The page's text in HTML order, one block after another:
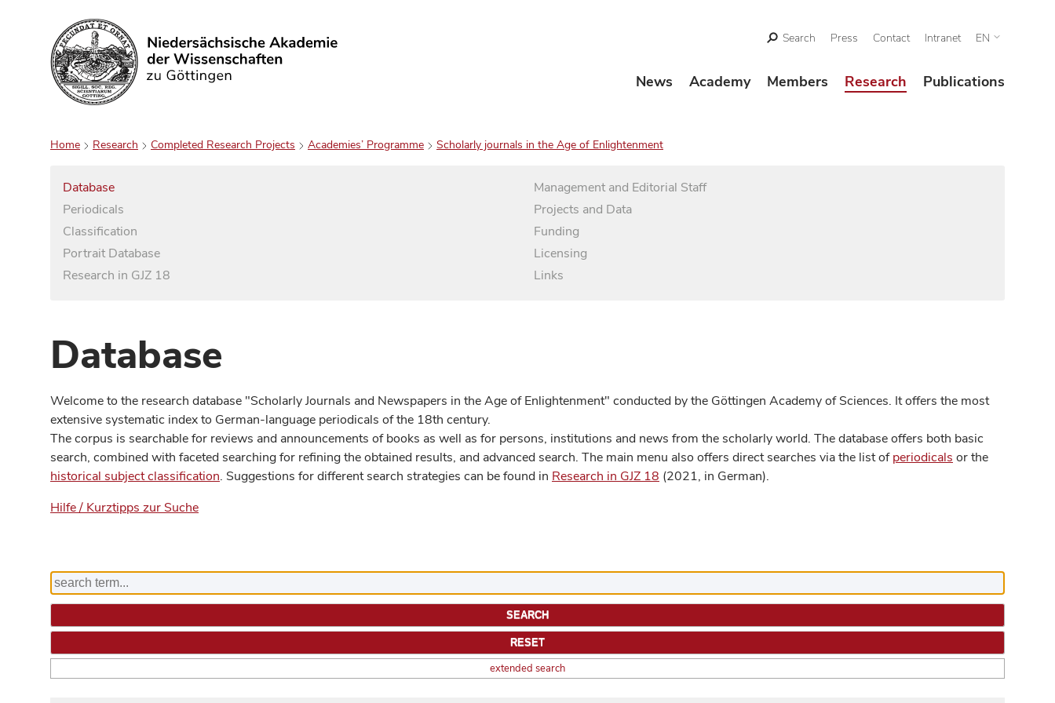
Search
Search Press Contact Intranet EN
News Academy Members Research Publications
Home Research Completed Research Projects Academies’ Programme Scholarly journals in the Age of Enlightenment
Database
Periodicals
Classification
Portrait Database
Research in GJZ 18
Management and Editorial Staff
Projects and Data
Funding
Licensing
Links
Database
Welcome to the research database "Scholarly Journals and Newspapers in the Age of Enlightenment" conducted by the Göttingen Academy of Sciences. It offers the most
extensive systematic index to German-language periodicals of the 18th century.
The corpus is searchable for reviews and announcements of books as well as for persons, institutions and news from the scholarly world. The database offers both basic
search, combined with faceted searching for refining the obtained results, and advanced search. The main menu also offers direct searches via the list ofperiodicals or the
historical subject classification. Suggestions for different search strategies can be found in Research in GJZ 18 (2021, in German).
Hilfe / Kurztipps zur Suche
extended search